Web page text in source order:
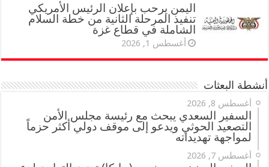
اليمن يرحب بإعلان الرئيس الأمريكي
تنفيذ المرحلة الثانية من خطة السلام
الشاملة في قطاع غزة
أغسطس 1, 2026
أنشطة البعثات
أغسطس 8, 2026
السفير السعدي يبحث مع رئيسة مجلس الأمن
التصعيد الحوثي ويدعو إلى موقف دولي أكثر حزماً
لمواجهة تهديداته
أغسطس 7, 2026